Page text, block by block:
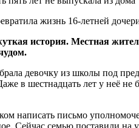
история. Местная
девочку из школы под
в шестнадцать лет у неё не
написать письмо
Сейчас семью поставили